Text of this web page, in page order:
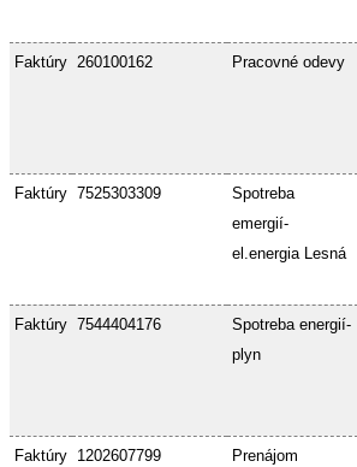
Faktúry 260100162 Pracovné odevy
Faktúry 7525303309
Spotreba
emergií-
el.energia Lesná
Faktúry 7544404176
Spotreba energií-
plyn
Faktúry 1202607799
Prenájom